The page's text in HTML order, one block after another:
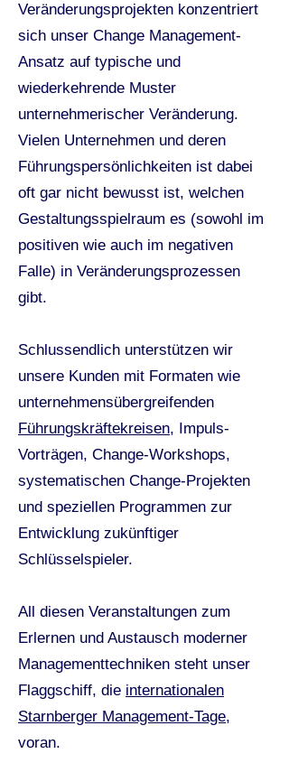
Veränderungsprojekten konzentriert
sich unser Change Management-
Ansatz auf typische und
wiederkehrende Muster
unternehmerischer Veränderung.
Vielen Unternehmen und deren
Führungspersönlichkeiten ist dabei
oft gar nicht bewusst ist, welchen
Gestaltungsspielraum es (sowohl im
positiven wie auch im negativen
Falle) in Veränderungsprozessen
gibt.
Schlussendlich unterstützen wir
unsere Kunden mit Formaten wie
unternehmensübergreifenden
Führungskräftekreisen, Impuls-
Vorträgen, Change-Workshops,
systematischen Change-Projekten
und speziellen Programmen zur
Entwicklung zukünftiger
Schlüsselspieler.
All diesen Veranstaltungen zum
Erlernen und Austausch moderner
Managementtechniken steht unser
Flaggschiff, die internationalen
Starnberger Management-Tage,
voran.